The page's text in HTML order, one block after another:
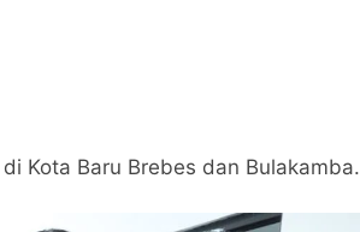
Kota Baru Brebes dan Bulakamba.